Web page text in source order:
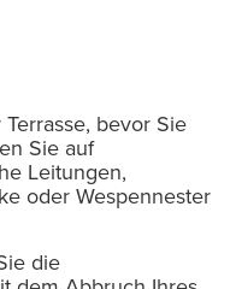
bevor Sie
Sie auf
Leitungen,
oder Wespennester
die